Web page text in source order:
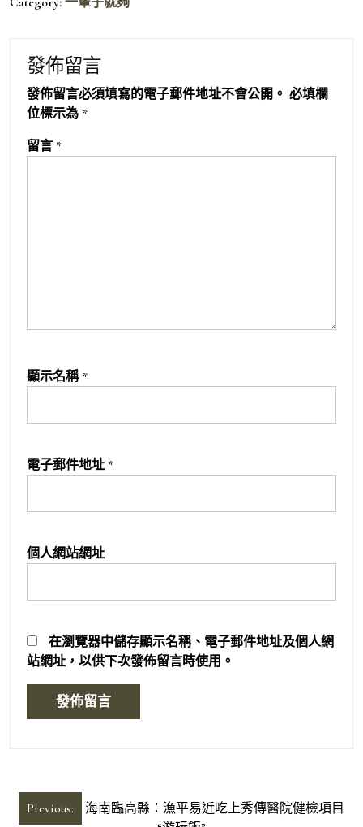
發佈留言
發佈留言必須填寫的電子郵件地址不會公開。 必填欄
位標示為 *
留言 *
顯示名稱 *
電子郵件地址 *
個人網站網址
在瀏覽器中儲存顯示名稱、電子郵件地址及個人網
站網址，以供下次發佈留言時使用。
文Previous:
海南臨高縣：漁平易近吃上秀傳醫院健檢項目